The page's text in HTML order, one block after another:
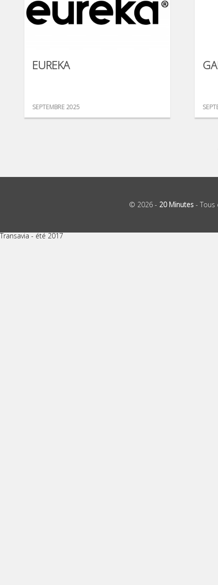
EUREKA
SEPTEMBRE 2025
© 2026 - 20 Minutes -
Transavia - été 2017